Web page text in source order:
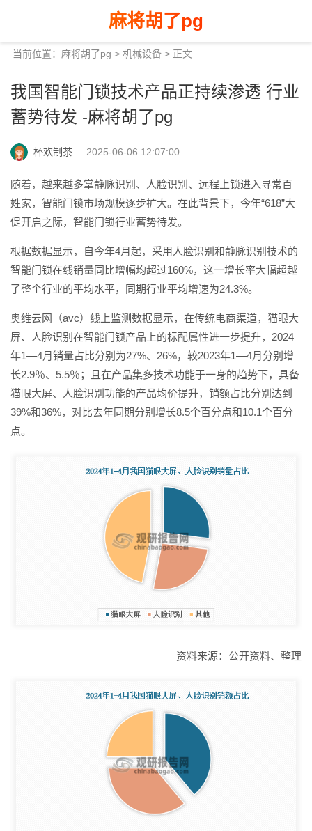
麻将胡了pg
当前位置： 麻将胡了pg > 机械设备 > 正文
我国智能门锁技术产品正持续渗透 行业
蓄势待发 -麻将胡了pg
杯欢制茶 2025-06-06 12:07:00
随着，越来越多掌静脉识别、人脸识别、远程上锁进入寻常百
姓家，智能门锁市场规模逐步扩大。在此背景下，今年“618”大
促开启之际，智能门锁行业蓄势待发。
根据数据显示，自今年4月起，采用人脸识别和静脉识别技术的
智能门锁在线销量同比增幅均超过160%，这一增长率大幅超越
了整个行业的平均水平，同期行业平均增速为24.3%。
奥维云网（avc）线上监测数据显示，在传统电商渠道，猫眼大
屏、人脸识别在智能门锁产品上的标配属性进一步提升，2024
年1—4月销量占比分别为27%、26%，较2023年1—4月分别增
长2.9％、5.5％；且在产品集多技术功能于一身的趋势下，具备
猫眼大屏、人脸识别功能的产品均价提升，销额占比分别达到
39%和36%，对比去年同期分别增长8.5个百分点和10.1个百分
点。
资料来源：公开资料、整理